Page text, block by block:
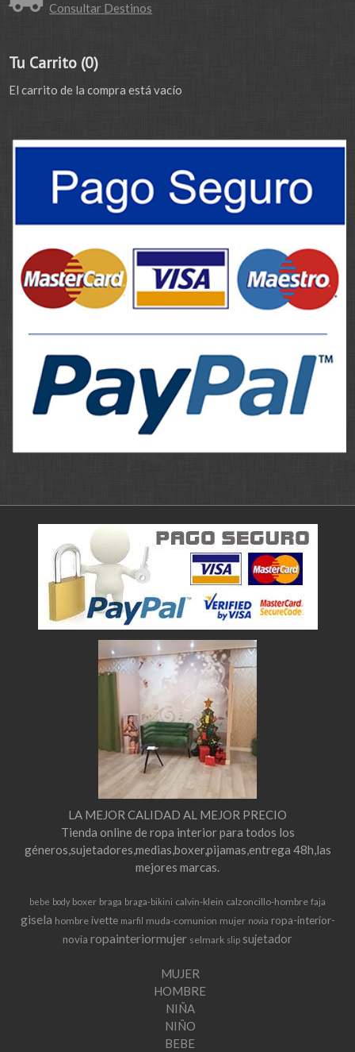
Consultar Destinos
Tu Carrito (0)
El carrito de la compra está vacío
LA MEJOR CALIDAD AL MEJOR PRECIO
Tienda online de ropa interior para todos los
géneros,sujetadores,medias,boxer,pijamas,entrega 48h,las
mejores marcas.
bebe body boxer braga braga-bikini calvin-klein calzoncillo-hombre faja
gisela hombre ivette marfil muda-comunion mujer novia ropa-interior-
novia ropainteriormujer selmark slip sujetador
MUJER
HOMBRE
NIÑA
NIÑO
BEBE